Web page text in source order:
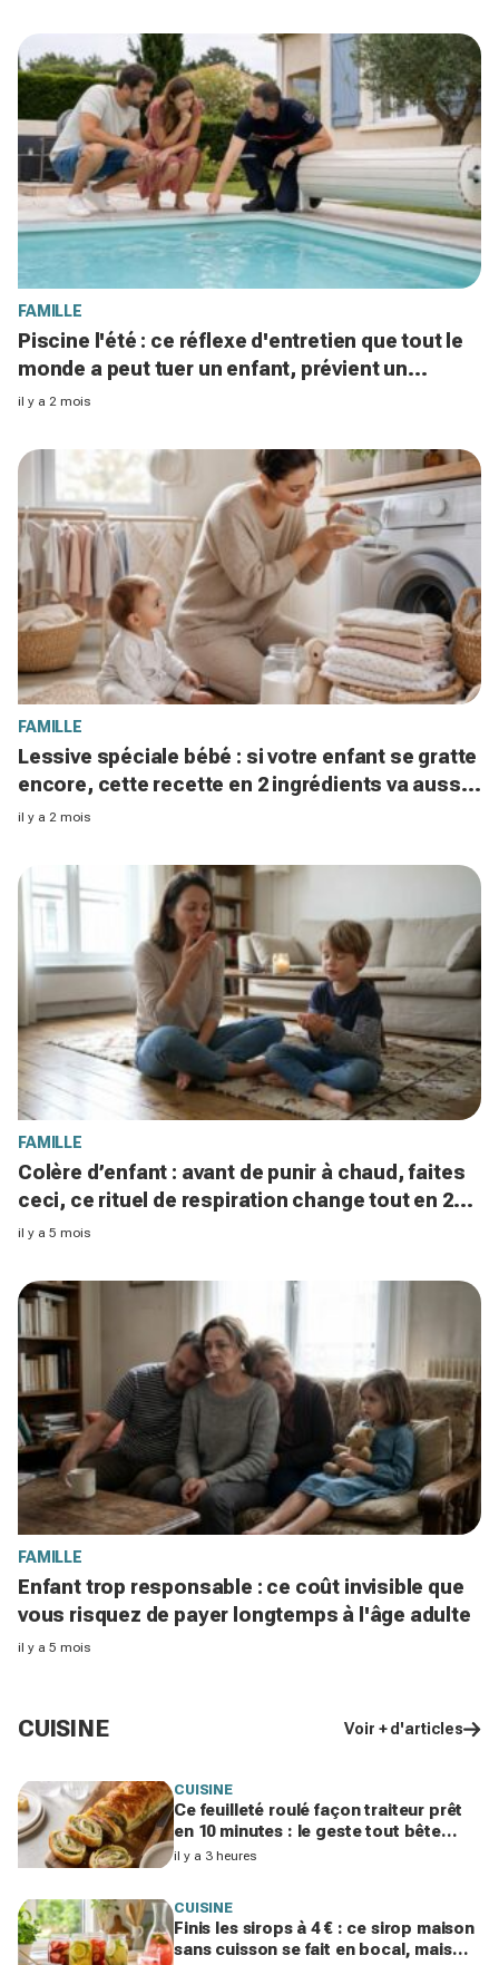
FAMILLE
Piscine l'été : ce réflexe d'entretien que tout le
monde a peut tuer un enfant, prévient un
pompier
il y a 2 mois
FAMILLE
Lessive spéciale bébé : si votre enfant se gratte
encore, cette recette en 2 ingrédients va aussi
sauver votre budget
il y a 2 mois
FAMILLE
Colère d’enfant : avant de punir à chaud, faites
ceci, ce rituel de respiration change tout en 2
minutes
il y a 5 mois
FAMILLE
Enfant trop responsable : ce coût invisible que
vous risquez de payer longtemps à l'âge adulte
il y a 5 mois
CUISINE Voir + d'articles
CUISINE
Ce feuilleté roulé façon traiteur prêt
en 10 minutes : le geste tout bête
pour bluffer vos invités à l’apéro
il y a 3 heures
CUISINE
Finis les sirops à 4 € : ce sirop maison
sans cuisson se fait en bocal, mais